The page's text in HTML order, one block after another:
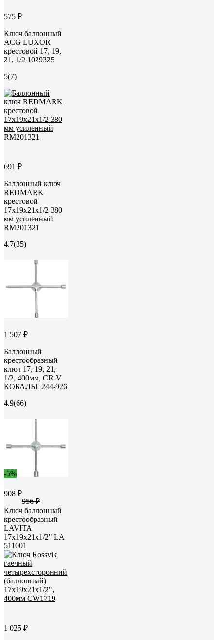
575 ₽
Ключ баллонный
ACG LUXOR
крестовой 17, 19,
21, 1/2 1029325
5(7)
691 ₽
Баллонный ключ
REDMARK
крестовой
17х19х21х1/2 380
мм усиленный
RM201321
4.7(35)
1 507 ₽
Баллонный
крестообразный
ключ 17, 19, 21,
1/2, 400мм, CR-V
КОБАЛЬТ 244-926
4.9(66)
-5%
908 ₽
956 ₽
Ключ баллонный
крестообразный
LAVITA
17x19x21x1/2" LA
511001
1 025 ₽